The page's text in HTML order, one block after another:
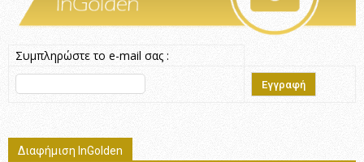
Συμπληρώστε το e-mail σας :
Διαφήμιση InGolden